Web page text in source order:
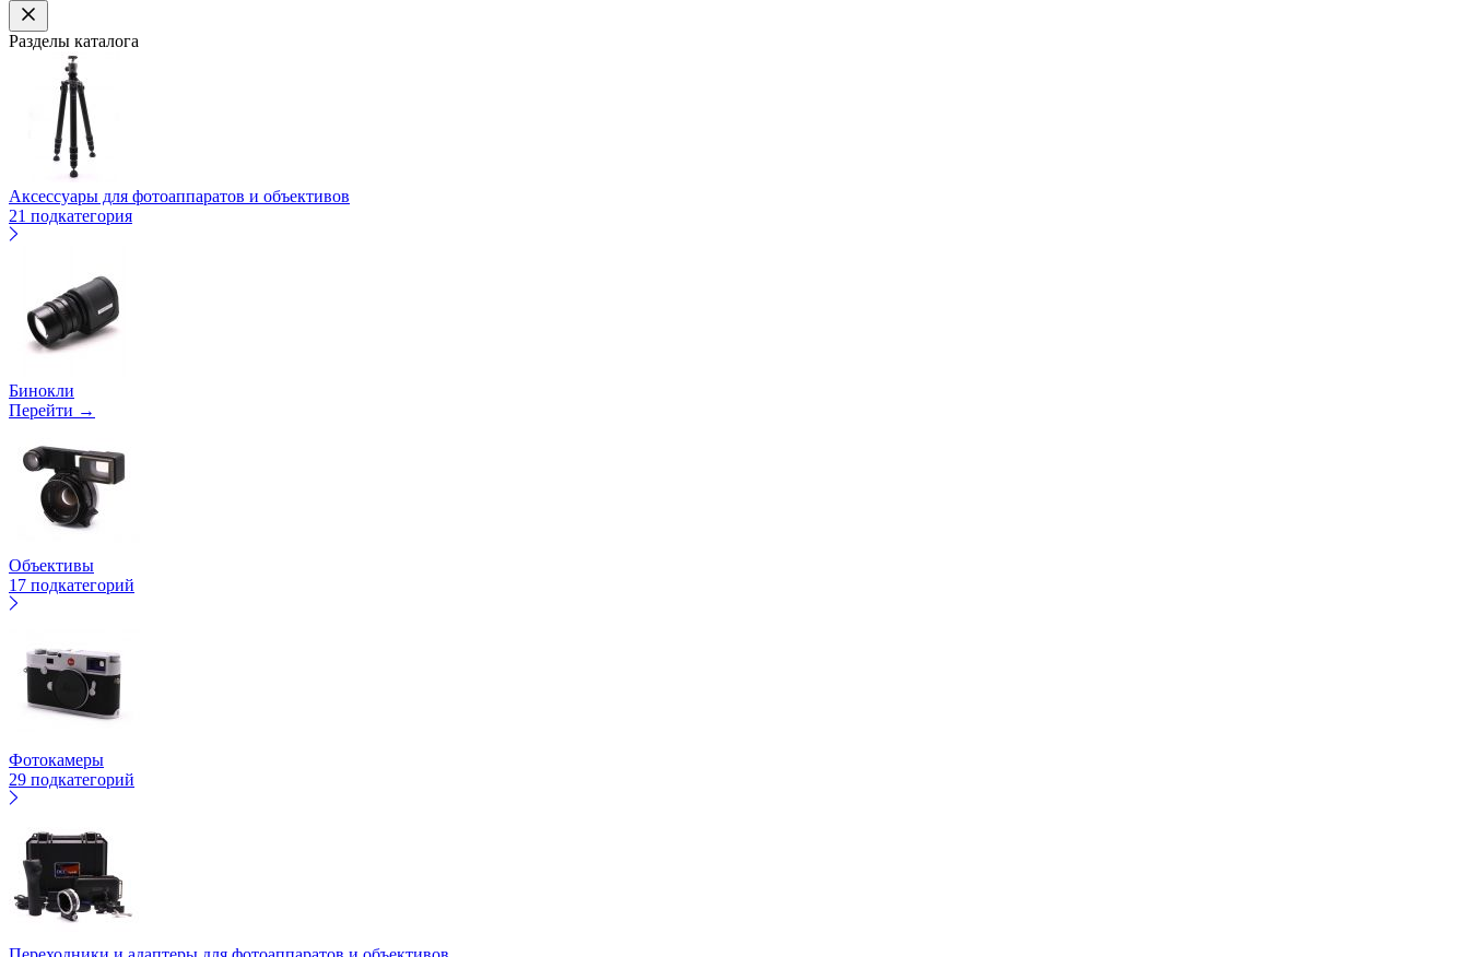
Разделы каталога
Аксессуары для фотоаппаратов и объективов
21 подкатегория
Бинокли
Перейти →
Объективы
17 подкатегорий
Фотокамеры
29 подкатегорий